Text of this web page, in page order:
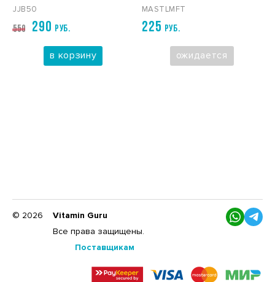
JJB50
550 290 РУБ.
в корзину
MASTLMFT
225 РУБ.
ожидается
© 2026
Vitamin Guru
Все права защищены.
Поставщикам